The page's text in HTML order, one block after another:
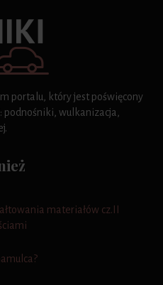
portalu, który jest poświęcony
wulkanizacja,
materiałów cz.II